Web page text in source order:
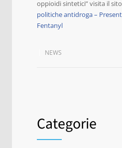
oppioidi sintetici” visita il
politiche antidroga –
Fentanyl
NEWS
Categorie